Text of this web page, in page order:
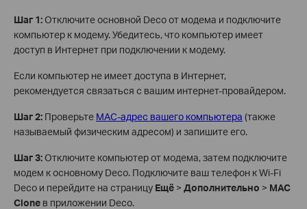
Шаг 1:Отключите основной Deco от модема и подключите
компьютер к модему. Убедитесь, что компьютер имеет
доступ в Интернет при подключении к модему.
Если компьютер не имеет доступа в Интернет,
рекомендуется связаться с вашим интернет-провайдером.
Шаг 2: Проверьте MAC-адрес вашего компьютера (также
называемый физическим адресом) и запишите его.
Шаг 3:Отключите компьютер от модема, затем подключите
модем к основному Deco. Подключите ваш телефон к Wi-Fi
Deco и перейдите на страницу Ещё > Дополнительно > MAC
Clone в приложении Deco.